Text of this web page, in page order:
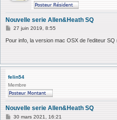
Nouvelle serie Allen&Heath SQ
M
s
e
27 juin 2019, 8:55
Pour info, la version mac OSX de l’editeur
felin54
Membre
Nouvelle serie Allen&Heath SQ
M30 mars 2021, 16:21